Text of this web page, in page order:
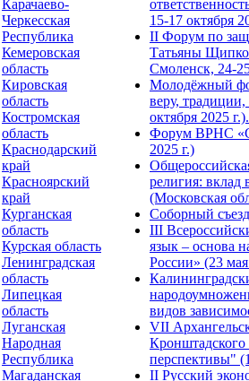
Карачаево-
Черкесская
Республика
Кемеровская
область
Кировская
область
Костромская
область
Краснодарский
край
Красноярский
край
Курганская
область
Курская область
Ленинградская
область
Липецкая
область
Луганская
Народная
Республика
Магаданская
15-17 октября
II Форум по
Татьяны
Смоленск, 24-
Молодёжный
веру, традиции,
октября 2025 г.).
Форум ВРНС
2025 г.)
религия: вклад
(Московская
Соборный
III
язык – основа
России» (23
видов
VII
перспективы"
II Русский